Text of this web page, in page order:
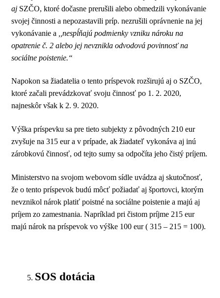
aj SZČO, ktoré dočasne prerušili alebo obmedzili vykonávanie
svojej činnosti a nepozastavili príp. nezrušili oprávnenie na jej
vykonávanie a
,,nespĺňajú podmienky vzniku nároku na
opatrenie č. 2 alebo jej nevznikla odvodová povinnosť na
sociálne poistenie.“
Napokon sa žiadatelia o tento príspevok rozširujú aj o SZČO,
ktoré začali prevádzkovať svoju činnosť po 1. 2. 2020,
najneskôr však k 2. 9. 2020.
Výška príspevku sa pre tieto subjekty z pôvodných 210 eur
zvyšuje na 315 eur a v prípade, ak žiadateľ vykonáva aj inú
zárobkovú činnosť, od tejto sumy sa odpočíta jeho čistý príjem.
Ministerstvo na svojom webovom sídle uvádza aj skutočnosť,
že o tento príspevok budú môcť požiadať aj športovci, ktorým
nevznikol nárok platiť poistné na sociálne poistenie a majú aj
príjem zo zamestnania. Napríklad pri čistom príjme 215 eur
majú nárok na príspevok vo výške 100 eur ( 315 – 215 = 100).
SOS dotácia